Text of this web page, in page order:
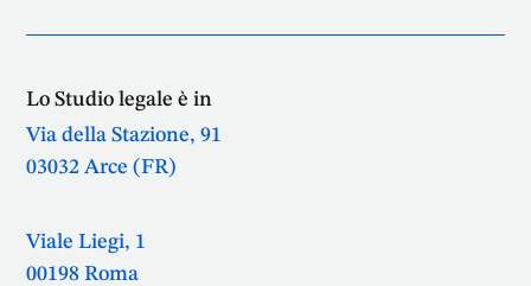
Lo Studio legale è in
Via della Stazione, 91
03032 Arce (FR)
Viale Liegi, 1
00198 Roma